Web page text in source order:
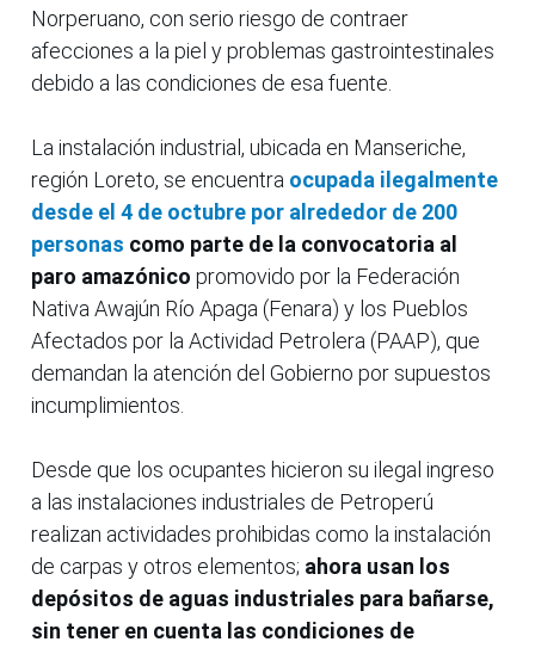
Norperuano, con serio riesgo de contraer
afecciones a la piel y problemas gastrointestinales
debido a las condiciones de esa fuente.
La instalación industrial, ubicada en Manseriche,
región Loreto, se encuentra ocupada ilegalmente
desde el 4 de octubre por alrededor de 200
personas como parte de la convocatoria al
paro amazónico promovido por la Federación
Nativa Awajún Río Apaga (Fenara) y los Pueblos
Afectados por la Actividad Petrolera (PAAP), que
demandan la atención del Gobierno por supuestos
incumplimientos.
Desde que los ocupantes hicieron su ilegal ingreso
a las instalaciones industriales de Petroperú
realizan actividades prohibidas como la instalación
de carpas y otros elementos; ahora usan los
depósitos de aguas industriales para bañarse,
sin tener en cuenta las condiciones de